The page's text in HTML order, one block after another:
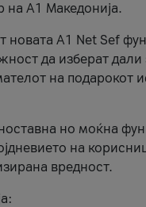
на А1 Македонија.
новата А1 Net Sef
да изберат
на
но моќна
на
вредност.